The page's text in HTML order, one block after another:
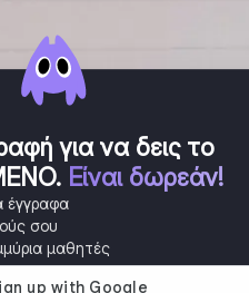
για να δεις το
. Είναι δωρεάν!
έγγραφα
σου
μαθητές